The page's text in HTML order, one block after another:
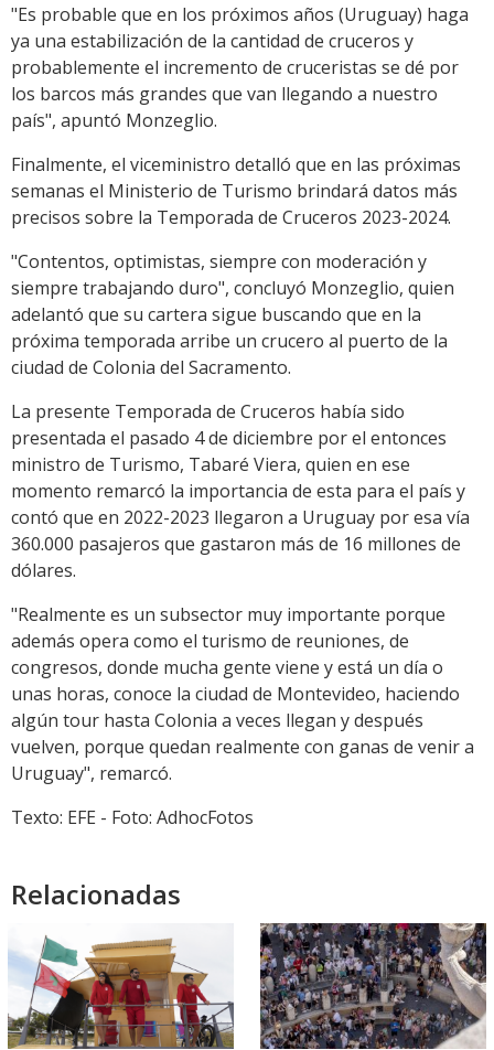
"Es probable que en los próximos años (Uruguay) haga
ya una estabilización de la cantidad de cruceros y
probablemente el incremento de cruceristas se dé por
los barcos más grandes que van llegando a nuestro
país", apuntó Monzeglio.
Finalmente, el viceministro detalló que en las próximas
semanas el Ministerio de Turismo brindará datos más
precisos sobre la Temporada de Cruceros 2023-2024.
"Contentos, optimistas, siempre con moderación y
siempre trabajando duro", concluyó Monzeglio, quien
adelantó que su cartera sigue buscando que en la
próxima temporada arribe un crucero al puerto de la
ciudad de Colonia del Sacramento.
La presente Temporada de Cruceros había sido
presentada el pasado 4 de diciembre por el entonces
ministro de Turismo, Tabaré Viera, quien en ese
momento remarcó la importancia de esta para el país y
contó que en 2022-2023 llegaron a Uruguay por esa vía
360.000 pasajeros que gastaron más de 16 millones de
dólares.
"Realmente es un subsector muy importante porque
además opera como el turismo de reuniones, de
congresos, donde mucha gente viene y está un día o
unas horas, conoce la ciudad de Montevideo, haciendo
algún tour hasta Colonia a veces llegan y después
vuelven, porque quedan realmente con ganas de venir a
Uruguay", remarcó.
Texto: EFE - Foto: AdhocFotos
Relacionadas